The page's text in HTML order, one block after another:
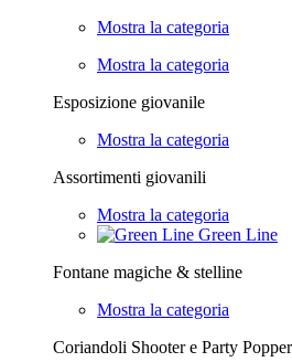
Mostra la categoria
Mostra la categoria
Esposizione giovanile
Mostra la categoria
Assortimenti giovanili
Mostra la categoria
Green Line
Fontane magiche & stelline
Mostra la categoria
Coriandoli Shooter e Party Popper